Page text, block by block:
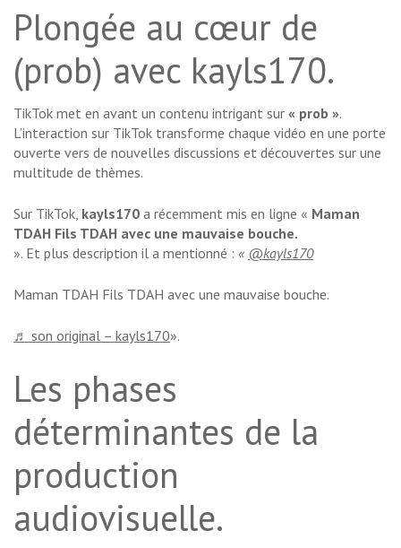
Plongée au cœur de
(prob) avec kayls170.
TikTok met en avant un contenu intrigant sur « prob ».
L’interaction sur TikTok transforme chaque vidéo en une porte
ouverte vers de nouvelles discussions et découvertes sur une
multitude de thèmes.
Sur TikTok, kayls170 a récemment mis en ligne « Maman
TDAH Fils TDAH avec une mauvaise bouche.
». Et plus description il a mentionné : « @kayls170
Maman TDAH Fils TDAH avec une mauvaise bouche.
♬ son original – kayls170».
Les phases
déterminantes de la
production
audiovisuelle.